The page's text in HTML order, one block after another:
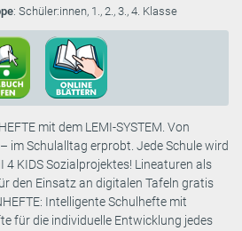
: Schüler:innen, 1., 2., 3., 4. Klasse
mit dem LEMI-SYSTEM. Von
im Schulalltag erprobt. Jede Schule wird
4 KIDS Sozialprojektes! Lineaturen als
den Einsatz an digitalen Tafeln gratis
Intelligente Schulhefte mit
für die individuelle Entwicklung jedes